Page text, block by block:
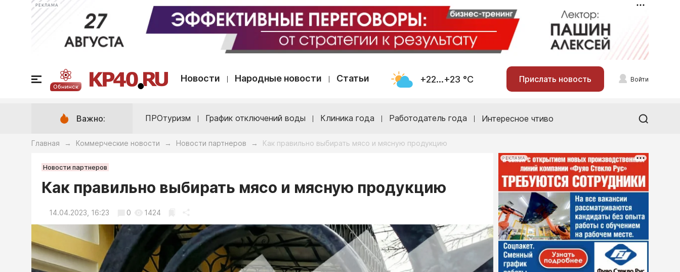
РЕКЛАМА
Обнинск
Новости Народные новости Статьи +22...+23 °С Прислать новость Войти
Важно: ПРОтуризм График отключений воды Клиника года Работодатель года Интересное чтиво
Главная → Коммерческие новости → Новости партнеров → Как правильно выбирать мясо и мясную продукцию
Новости партнеров
Как правильно выбирать мясо и мясную продукцию
14.04.2023, 16:23 0 1424
РЕКЛАМА